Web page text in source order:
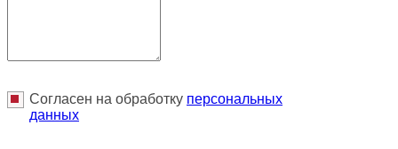
Согласен на обработку персональныx
данных